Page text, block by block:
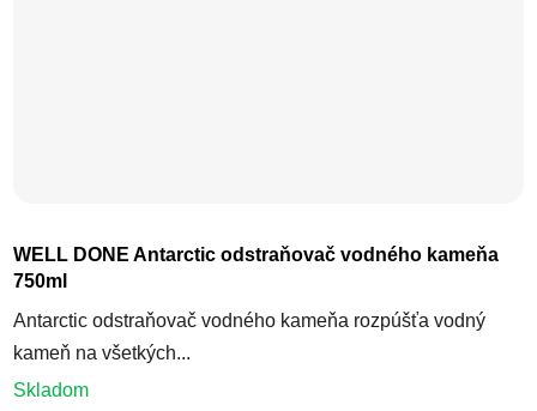
WELL DONE Antarctic odstraňovač vodného kameňa
750ml
Antarctic odstraňovač vodného kameňa rozpúšťa vodný
kameň na všetkých...
Skladom